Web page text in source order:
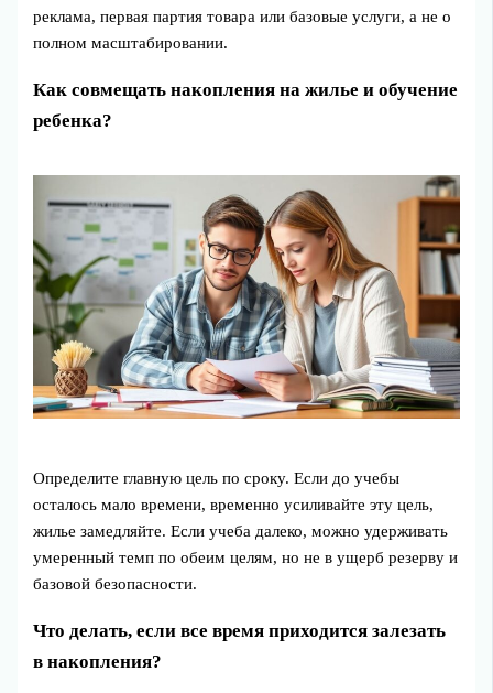
реклама, первая партия товара или базовые услуги, а не о
полном масштабировании.
Как совмещать накопления на жилье и обучение
ребенка?
Определите главную цель по сроку. Если до учебы
осталось мало времени, временно усиливайте эту цель,
жилье замедляйте. Если учеба далеко, можно удерживать
умеренный темп по обеим целям, но не в ущерб резерву и
базовой безопасности.
Что делать, если все время приходится залезать
в накопления?